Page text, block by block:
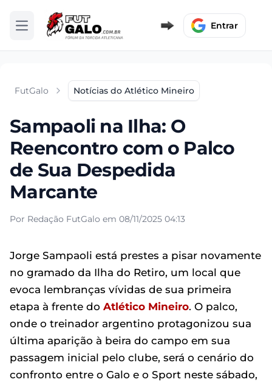
Abrir menu Entrar
FutGalo Notícias do Atlético Mineiro
Sampaoli na Ilha: O
Reencontro com o Palco
de Sua Despedida
Marcante
Por Redação FutGalo em 08/11/2025 04:13
Jorge Sampaoli está prestes a pisar novamente
no gramado da Ilha do Retiro, um local que
evoca lembranças vívidas de sua primeira
etapa à frente do Atlético Mineiro. O palco,
onde o treinador argentino protagonizou sua
última aparição à beira do campo em sua
passagem inicial pelo clube, será o cenário do
confronto entre o Galo e o Sport neste sábado,